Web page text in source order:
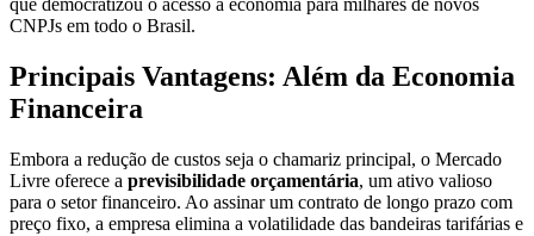
que democratizou o acesso à economia para milhares de novos
CNPJs em todo o Brasil.
Principais Vantagens: Além da Economia
Financeira
Embora a redução de custos seja o chamariz principal, o Mercado
Livre oferece a previsibilidade orçamentária, um ativo valioso
para o setor financeiro. Ao assinar um contrato de longo prazo com
preço fixo, a empresa elimina a volatilidade das bandeiras tarifárias e